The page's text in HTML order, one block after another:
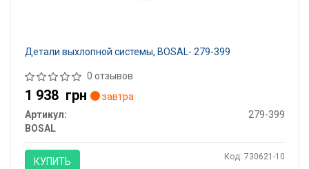
Детали выхлопной системы, BOSAL- 279-399
0 отзывов
1 938 грн
завтра
Артикул:
279-399
BOSAL
КУПИТЬ Код: 730621-10